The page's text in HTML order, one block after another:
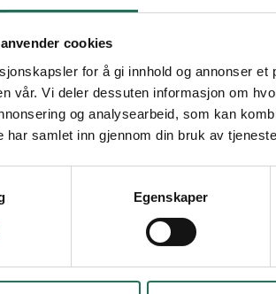
cookies
for å gi innhold og annonser
vår. Vi deler dessuten informasjon om
og analysearbeid, som kan
har samlet inn gjennom din bruk av
Egenskaper